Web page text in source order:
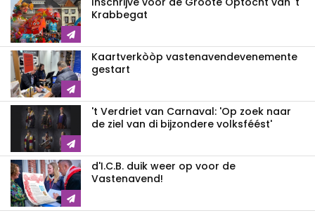
Krabbegat
Kaartverkòòp vastenavendevenemente
gestart
't Verdriet van Carnaval: 'Op zoek naar
de ziel van di bijzondere volksféést'
d'I.C.B. duik weer op voor de
Vastenavend!